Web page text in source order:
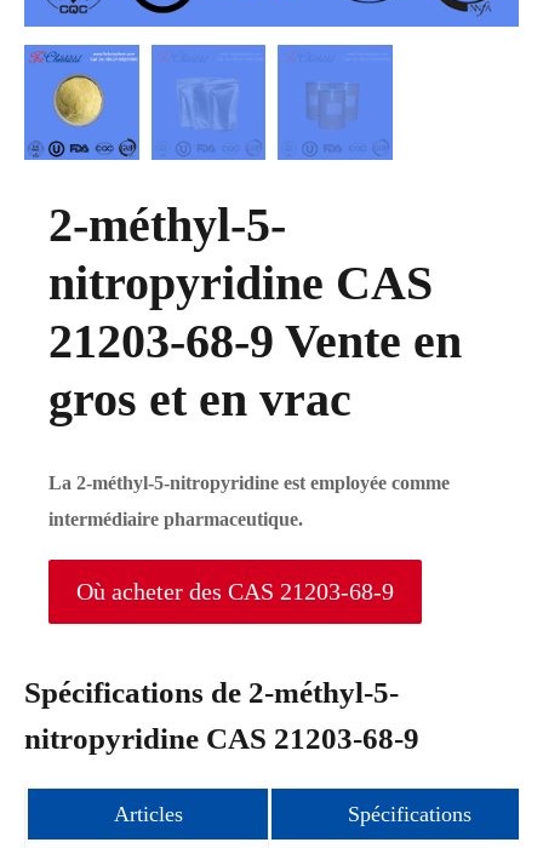
2-méthyl-5-
nitropyridine CAS
21203-68-9 Vente en
gros et en vrac
La 2-méthyl-5-nitropyridine est employée comme
intermédiaire pharmaceutique.
Où acheter des CAS 21203-68-9
Spécifications de 2-méthyl-5-
nitropyridine CAS 21203-68-9
Articles Spécifications